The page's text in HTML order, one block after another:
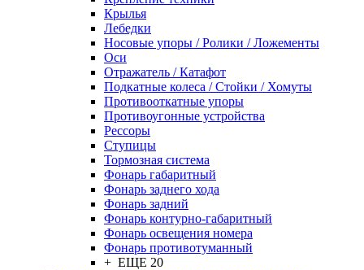
Крылья
Лебедки
Носовые упоры / Ролики / Ложементы
Оси
Отражатель / Катафот
Подкатные колеса / Стойки / Хомуты
Противооткатные упоры
Противоугонные устройства
Рессоры
Ступицы
Тормозная система
Фонарь габаритный
Фонарь заднего хода
Фонарь задний
Фонарь контурно-габаритный
Фонарь освещения номера
Фонарь противотуманный
+ ЕЩЕ 20